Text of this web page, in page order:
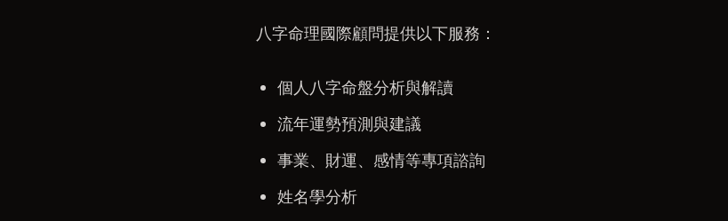
八字命理國際顧問提供以下服務：
個人八字命盤分析與解讀
流年運勢預測與建議
事業、財運、感情等專項諮詢
姓名學分析